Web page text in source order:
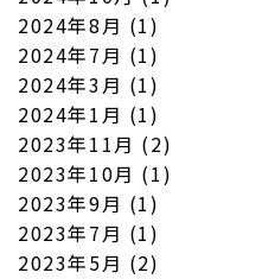
2024年8月 (1)
2024年7月 (1)
2024年3月 (1)
2024年1月 (1)
2023年11月 (2)
2023年10月 (1)
2023年9月 (1)
2023年7月 (1)
2023年5月 (2)